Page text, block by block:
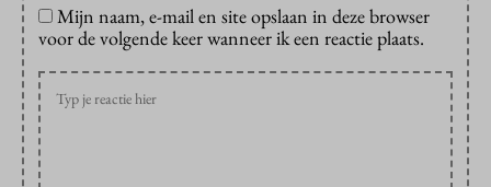
Mijn naam, e-mail en site opslaan in deze browser
voor de volgende keer wanneer ik een reactie plaats.